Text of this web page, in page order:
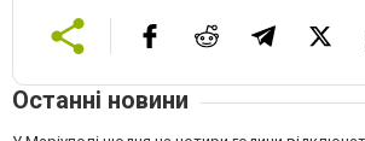
Останні новини